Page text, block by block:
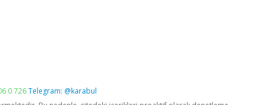
0 726Telegram: @karabul